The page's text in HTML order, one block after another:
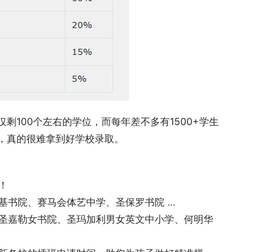
剩100个左右的学位，而每年差不多有1500+学生
的很难拿到好学校录取。
书院、赛马会体艺中学、圣保罗书院 …
嘉勒女书院、圣玛加利男女英文中小学、何明华